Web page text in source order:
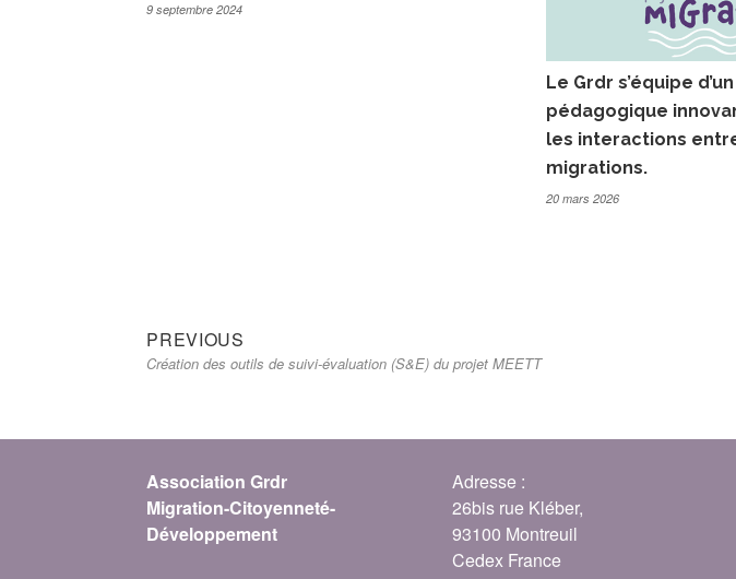
9 septembre 2024
Le Grdr s’équipe
pédagogique
les interactions
migrations.
20 mars 2026
PREVIOUS
Création des outils de suivi-évaluation (S&E) du projet MEETT
Association Grdr
Migration-Citoyenneté-
Développement
Adresse :
26bis rue Kléber,
93100 Montreuil
Cedex France